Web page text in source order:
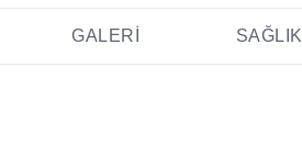
GALERI SAĞLIK